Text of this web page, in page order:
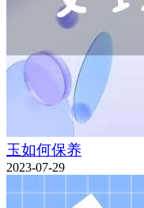
玉如何保养
2023-07-29